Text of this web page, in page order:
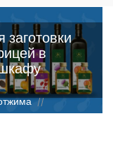
заготовки
в
//
пасты с